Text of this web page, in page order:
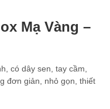
Mạ Vàng –
có dây sen, tay cầm,
đơn giản, nhỏ gọn, thiết